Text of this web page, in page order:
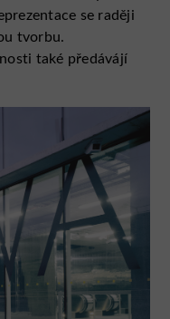
se raději
tvorbu.
také předávájí